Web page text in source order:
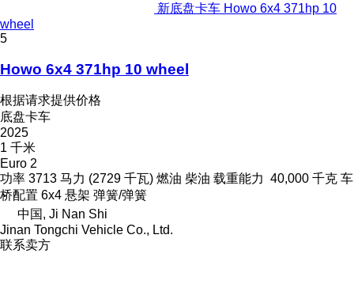
新底盘卡车 Howo 6x4 371hp 10
wheel
5
Howo 6x4 371hp 10 wheel
根据请求提供价格
底盘卡车
2025
1 千米
Euro 2
功率 3713 马力 (2729 千瓦) 燃油 柴油 载重能力 40,000 千克 车
桥配置 6x4 悬架 弹簧/弹簧
中国, Ji Nan Shi
Jinan Tongchi Vehicle Co., Ltd.
联系卖方